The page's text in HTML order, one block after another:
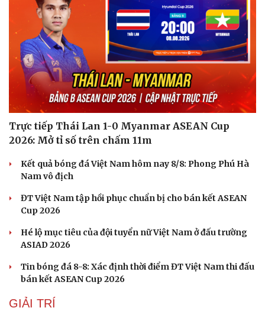
Phòng mạch online
Ăn sạch sống khỏe
Trực tiếp Thái Lan 1-0 Myanmar ASEAN Cup
2026: Mở tỉ số trên chấm 11m
Kết quả bóng đá Việt Nam hôm nay 8/8: Phong Phú Hà
Nam vô địch
ĐT Việt Nam tập hồi phục chuẩn bị cho bán kết ASEAN
Cup 2026
Hé lộ mục tiêu của đội tuyển nữ Việt Nam ở đấu trường
ASIAD 2026
Tin bóng đá 8-8: Xác định thời điểm ĐT Việt Nam thi đấu
bán kết ASEAN Cup 2026
GIẢI TRÍ